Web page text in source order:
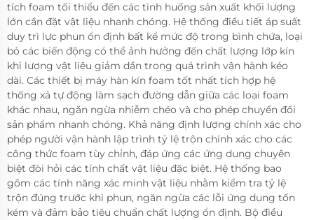
tích foam tối thiểu đến các tình huống sản xuất khối lượng
lớn cần đặt vật liệu nhanh chóng. Hệ thống điều tiết áp suất
duy trì lực phun ổn định bất kể mức độ trong bình chứa, loại
bỏ các biến động có thể ảnh hưởng đến chất lượng lớp kín
khi lượng vật liệu giảm dần trong quá trình vận hành kéo
dài. Các thiết bị máy hàn kín foam tốt nhất tích hợp hệ
thống xả tự động làm sạch đường dẫn giữa các loại foam
khác nhau, ngăn ngừa nhiễm chéo và cho phép chuyển đổi
sản phẩm nhanh chóng. Khả năng định lượng chính xác cho
phép người vận hành lập trình tỷ lệ trộn chính xác cho các
công thức foam tùy chỉnh, đáp ứng các ứng dụng chuyên
biệt đòi hỏi các tính chất vật liệu đặc biệt. Hệ thống bao
gồm các tính năng xác minh vật liệu nhằm kiểm tra tỷ lệ
trộn đúng trước khi phun, ngăn ngừa các lỗi ứng dụng tốn
kém và đảm bảo tiêu chuẩn chất lượng ổn định. Bộ điều